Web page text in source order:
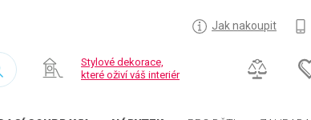
Jak nakoupit
Stylové dekorace,
které oživí váš interiér